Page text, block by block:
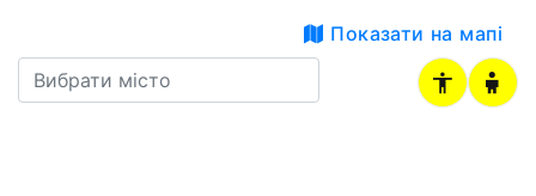
Показати на мапі